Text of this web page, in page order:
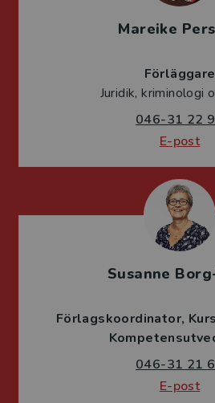
Mareike
Förläggare
Juridik, kriminologi
046-31 22
E-post
Susanne
Förlagskoordinator
046-31 21
E-post